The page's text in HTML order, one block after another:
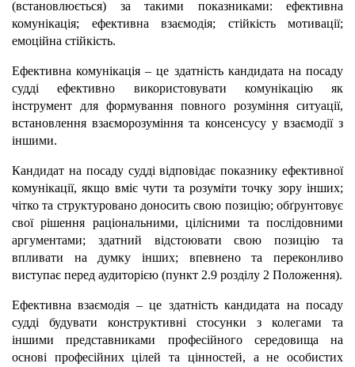
(встановлюється) за такими показниками: ефективна
комунікація; ефективна взаємодія; стійкість мотивації;
емоційна стійкість.
Ефективна комунікація – це здатність кандидата на посаду
судді ефективно використовувати комунікацію як
інструмент для формування повного розуміння ситуації,
встановлення взаєморозуміння та консенсусу у взаємодії з
іншими.
Кандидат на посаду судді відповідає показнику ефективної
комунікації, якщо вміє чути та розуміти точку зору інших;
чітко та структуровано доносить свою позицію; обґрунтовує
свої рішення раціональними, цілісними та послідовними
аргументами; здатний відстоювати свою позицію та
впливати на думку інших; впевнено та переконливо
виступає перед аудиторією (пункт 2.9 розділу 2 Положення).
Ефективна взаємодія – це здатність кандидата на посаду
судді будувати конструктивні стосунки з колегами та
іншими представниками професійного середовища на
основі професійних цілей та цінностей, а не особистих